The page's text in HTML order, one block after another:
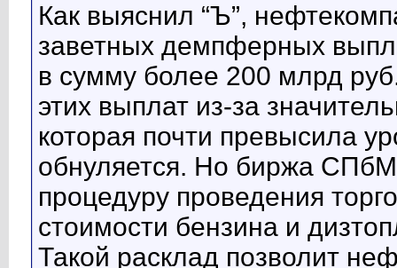
Как выяснил “Ъ”,
заветных демпферных
в сумму более 200 млрд
этих выплат из-за
которая почти превысила
обнуляется. Но биржа
процедуру проведения
стоимости бензина и
Такой расклад позволит